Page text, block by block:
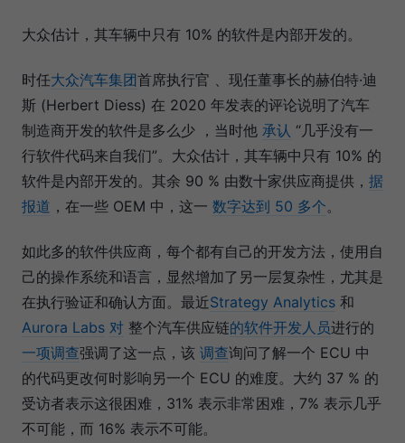
大众估计，其车辆中只有 10% 的软件是内部开发的。
时任大众汽车集团首席执行官 、现任董事长的赫伯特·迪
斯 (Herbert Diess) 在 2020 年发表的评论说明了汽车
制造商开发的软件是多么少 ，当时他 承认 “几乎没有一
行软件代码来自我们”。大众估计，其车辆中只有 10% 的
软件是内部开发的。其余 90 % 由数十家供应商提供， 据
报道 ，在一些 OEM 中，这一 数字达到 50 多个。
如此多的软件供应商，每个都有自己的开发方法，使用自
己的操作系统和语言，显然增加了另一层复杂性，尤其是
在执行验证和确认方面。最近Strategy Analytics 和
Aurora Labs 对 整个汽车供应链的软件开发人员进行的
一项调查强调了这一点，该 调查询问了解一个 ECU 中
的代码更改何时影响另一个 ECU 的难度。大约 37 % 的
受访者表示这很困难，31% 表示非常困难，7% 表示几乎
不可能，而 16% 表示不可能。